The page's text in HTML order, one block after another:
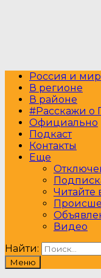
Россия и мир
В регионе
В районе
#Расскажи о
Официально
Подкаст
Контакты
Еще
Читайте
Видео
Найти:
Меню